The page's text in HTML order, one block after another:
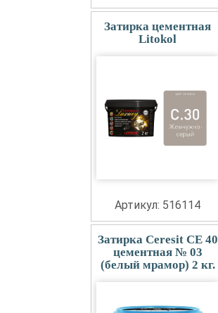
Затирка цементная
Litokol
Артикул: 516114
Затирка Ceresit СЕ 40
цементная № 03
(белый мрамор) 2 кг.